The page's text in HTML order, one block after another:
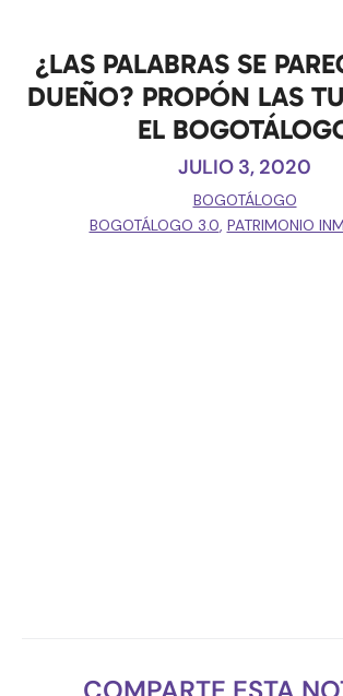
¿LAS PALABRAS SE
DUEÑO? PROPÓN LAS
EL
JULIO 3, 2020
BOGOTÁLOGO
BOGOTÁLOGO 3.0, PATRIMONIO